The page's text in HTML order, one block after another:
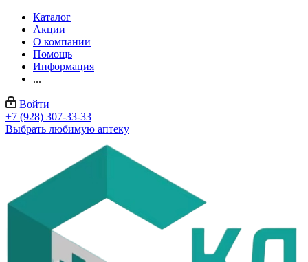
Каталог
Акции
О компании
Помощь
Информация
...
Войти
+7 (928) 307-33-33
Выбрать любимую аптеку